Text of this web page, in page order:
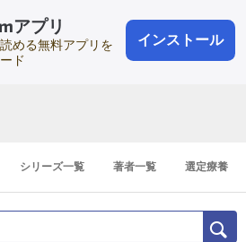
アプリ
める無料アプリを
ド
インストール
会員登録
登録1分
シリーズ一覧 著者一覧 選定療養